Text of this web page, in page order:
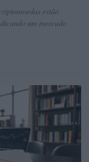
estão
um mercado